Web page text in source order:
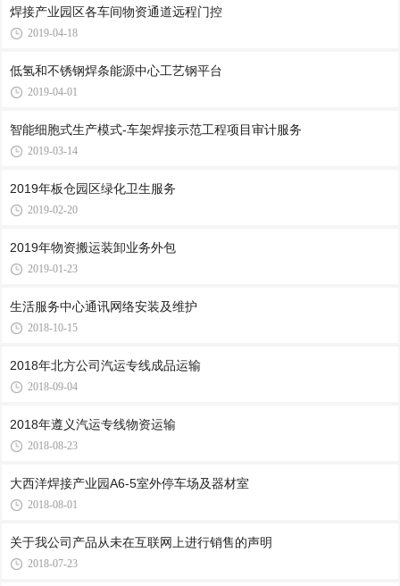
焊接产业园区各车间物资通道远程门控
2019-04-18
低氢和不锈钢焊条能源中心工艺钢平台
2019-04-01
智能细胞式生产模式-车架焊接示范工程项目审计服务
2019-03-14
2019年板仓园区绿化卫生服务
2019-02-20
2019年物资搬运装卸业务外包
2019-01-23
生活服务中心通讯网络安装及维护
2018-10-15
2018年北方公司汽运专线成品运输
2018-09-04
2018年遵义汽运专线物资运输
2018-08-23
大西洋焊接产业园A6-5室外停车场及器材室
2018-08-01
关于我公司产品从未在互联网上进行销售的声明
2018-07-23